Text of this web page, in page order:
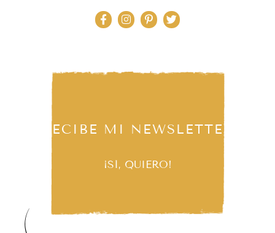
RECIBE MI NEWSLETTER
¡SÍ, QUIERO!